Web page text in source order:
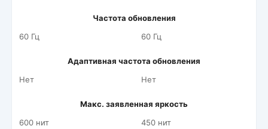
Частота обновления
60 Гц
60 Гц
Адаптивная частота обновления
Нет
Нет
Макс. заявленная яркость
600 нит
450 нит